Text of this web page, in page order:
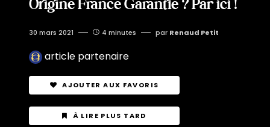
30 mars 2021 4 minutes par Renaud Petit
article partenaire
AJOUTER AUX FAVORIS
À LIRE PLUS TARD